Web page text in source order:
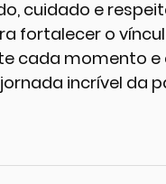
cuidado e
fortalecer o
cada momento e
incrível da